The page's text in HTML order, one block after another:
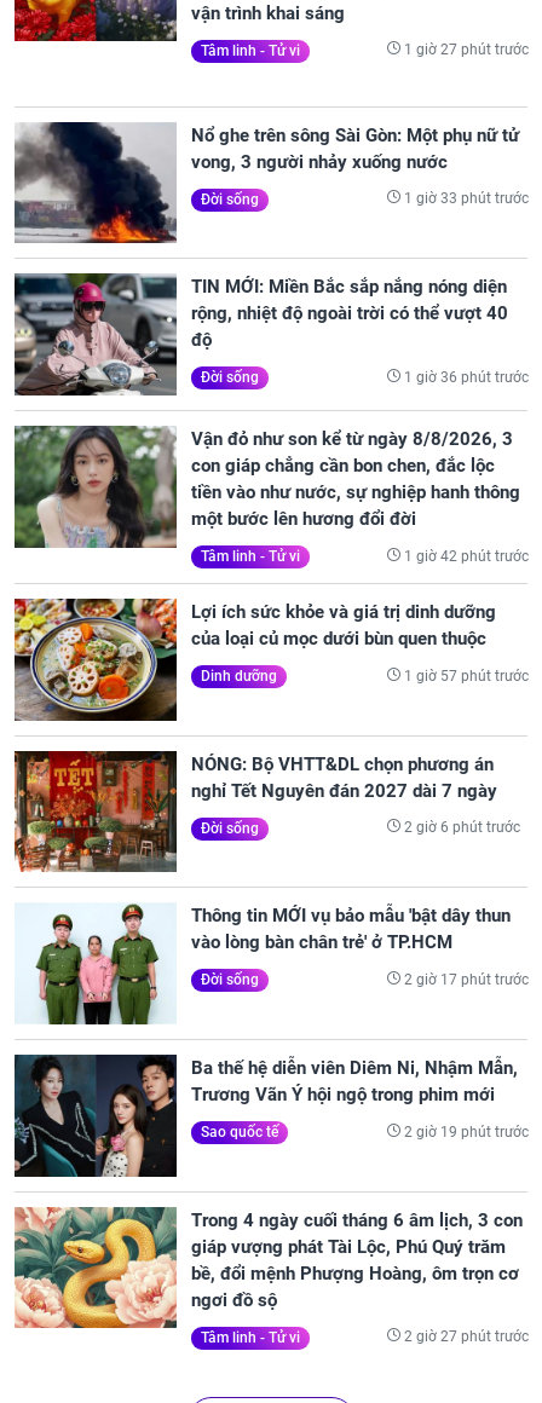
vận trình khai sáng
Tâm linh - Tử vi 1 giờ 27 phút trước
Nổ ghe trên sông Sài Gòn: Một phụ nữ tử
vong, 3 người nhảy xuống nước
Đời sống 1 giờ 33 phút trước
TIN MỚI: Miền Bắc sắp nắng nóng diện
rộng, nhiệt độ ngoài trời có thể vượt 40
độ
Đời sống 1 giờ 36 phút trước
Vận đỏ như son kể từ ngày 8/8/2026, 3
con giáp chẳng cần bon chen, đắc lộc
tiền vào như nước, sự nghiệp hanh thông
một bước lên hương đổi đời
Tâm linh - Tử vi 1 giờ 42 phút trước
Lợi ích sức khỏe và giá trị dinh dưỡng
của loại củ mọc dưới bùn quen thuộc
Dinh dưỡng 1 giờ 57 phút trước
NÓNG: Bộ VHTT&DL chọn phương án
nghỉ Tết Nguyên đán 2027 dài 7 ngày
Đời sống 2 giờ 6 phút trước
Thông tin MỚI vụ bảo mẫu 'bật dây thun
vào lòng bàn chân trẻ' ở TP.HCM
Đời sống 2 giờ 17 phút trước
Ba thế hệ diễn viên Diêm Ni, Nhậm Mẫn,
Trương Vãn Ý hội ngộ trong phim mới
Sao quốc tế 2 giờ 19 phút trước
Trong 4 ngày cuối tháng 6 âm lịch, 3 con
giáp vượng phát Tài Lộc, Phú Quý trăm
bề, đổi mệnh Phượng Hoàng, ôm trọn cơ
ngơi đồ sộ
Tâm linh - Tử vi 2 giờ 27 phút trước